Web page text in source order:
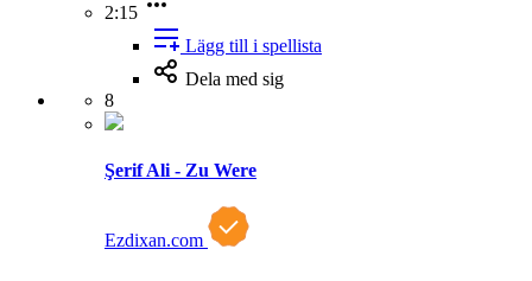
2:15
Lägg till i spellista
Dela med sig
8
Şerif Ali - Zu Were
Ezdixan.com